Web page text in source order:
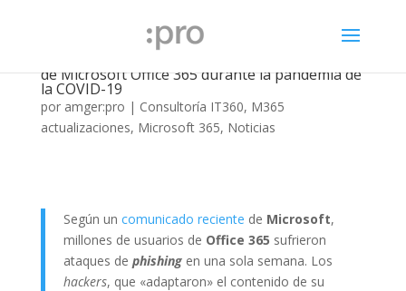
de Microsoft Office 365 durante la pandemia de
la COVID-19
por amger:pro | Consultoría IT360, M365
actualizaciones, Microsoft 365, Noticias
Según un comunicado reciente de Microsoft,
millones de usuarios de Office 365 sufrieron
ataques de phishingen una sola semana. Los
hackers, que «adaptaron» el contenido de su